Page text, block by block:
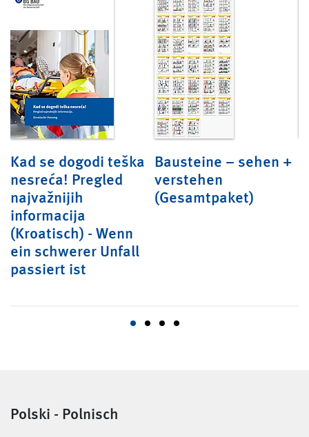
Kad se dogodi teška
nesreća! Pregled
najvažnijih
informacija
(Kroatisch) - Wenn
ein schwerer Unfall
passiert ist
Bausteine – sehen +
verstehen
(Gesamtpaket)
Polski - Polnisch